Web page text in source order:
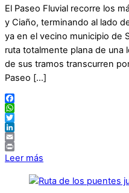
El Paseo Fluvial recorre los
y Ciaño, terminando al lado
ya en el vecino municipio de
ruta totalmente plana de una
de sus tramos transcurren
Paseo […]
Facebook
WhatsApp
Twitter
LinkedIn
Email
Print
Leer más